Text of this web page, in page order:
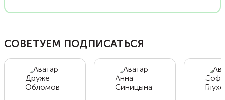
СОВЕТУЕМ ПОДПИСАТЬСЯ